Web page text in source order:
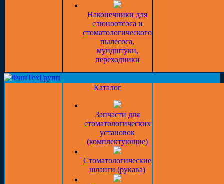
Наконечники для
слюноотсоса и
стоматологического
пылесоса,
мундштуки,
переходники
Каталог
Запчасти для
стоматологических
установок
(комплектующие)
Стоматологические
шланги (рукава)